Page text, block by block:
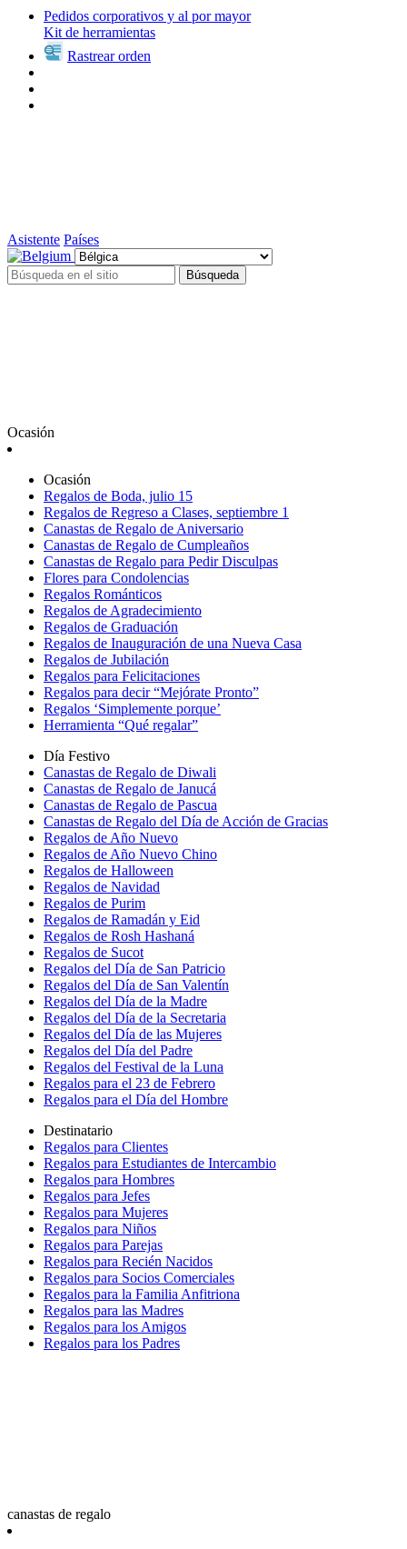
Pedidos corporativos y al por mayor
Kit de herramientas
Rastrear orden
Asistente Países
Búsqueda
Ocasión
Ocasión
Regalos de Boda, julio 15
Regalos de Regreso a Clases, septiembre 1
Canastas de Regalo de Aniversario
Canastas de Regalo de Cumpleaños
Canastas de Regalo para Pedir Disculpas
Flores para Condolencias
Regalos Románticos
Regalos de Agradecimiento
Regalos de Graduación
Regalos de Inauguración de una Nueva Casa
Regalos de Jubilación
Regalos para Felicitaciones
Regalos para decir “Mejórate Pronto”
Regalos ‘Simplemente porque’
Herramienta “Qué regalar”
Día Festivo
Canastas de Regalo de Diwali
Canastas de Regalo de Janucá
Canastas de Regalo de Pascua
Canastas de Regalo del Día de Acción de Gracias
Regalos de Año Nuevo
Regalos de Año Nuevo Chino
Regalos de Halloween
Regalos de Navidad
Regalos de Purim
Regalos de Ramadán y Eid
Regalos de Rosh Hashaná
Regalos de Sucot
Regalos del Día de San Patricio
Regalos del Día de San Valentín
Regalos del Día de la Madre
Regalos del Día de la Secretaria
Regalos del Día de las Mujeres
Regalos del Día del Padre
Regalos del Festival de la Luna
Regalos para el 23 de Febrero
Regalos para el Día del Hombre
Destinatario
Regalos para Clientes
Regalos para Estudiantes de Intercambio
Regalos para Hombres
Regalos para Jefes
Regalos para Mujeres
Regalos para Niños
Regalos para Parejas
Regalos para Recién Nacidos
Regalos para Socios Comerciales
Regalos para la Familia Anfitriona
Regalos para las Madres
Regalos para los Amigos
Regalos para los Padres
canastas de regalo